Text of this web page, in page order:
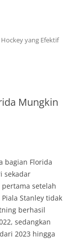
yang Efektif
Mungkin
bagian Florida
sekadar
setelah
Stanley tidak
berhasil
sedangkan
2023 hingga